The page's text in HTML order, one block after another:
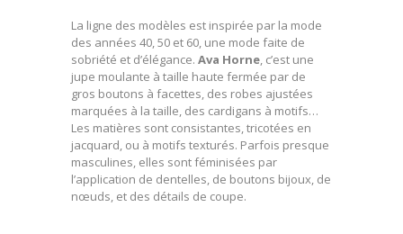
La ligne des modèles est inspirée par la mode
des années 40, 50 et 60, une mode faite de
sobriété et d’élégance. Ava Horne, c’est une
jupe moulante à taille haute fermée par de
gros boutons à facettes, des robes ajustées
marquées à la taille, des cardigans à motifs…
Les matières sont consistantes, tricotées en
jacquard, ou à motifs texturés. Parfois presque
masculines, elles sont féminisées par
l’application de dentelles, de boutons bijoux, de
nœuds, et des détails de coupe.